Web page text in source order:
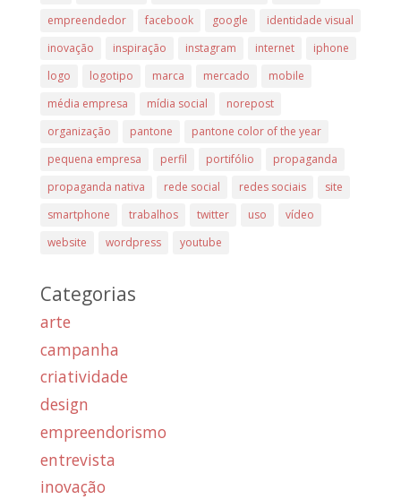
empreendedor facebook google
identidade visual
inovação
inspiração instagram internet
iphone
logo
logotipo marca mercado
mobile
média empresa
mídia social
norepost
organização
pantone
pantone color of the year
pequena empresa
perfil portifólio
propaganda
propaganda nativa
rede social redes sociais
site
smartphone
trabalhos twitter uso
vídeo
website
wordpress youtube
Categorias
arte
campanha
criatividade
design
empreendorismo
entrevista
inovação